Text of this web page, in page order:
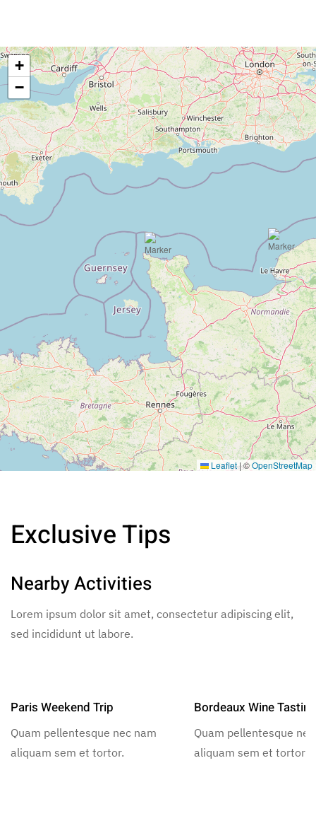
+
−
Leaflet|©OpenStreetMap
Exclusive Tips
Nearby Activities
Lorem ipsum dolor sit amet, consectetur adipiscing elit,
sed incididunt ut labore.
Paris Weekend Trip
Quam pellentesque nec nam
aliquam sem et tortor.
Bordeaux Wine Tasting
Quam pellentesque
aliquam sem et tortor.